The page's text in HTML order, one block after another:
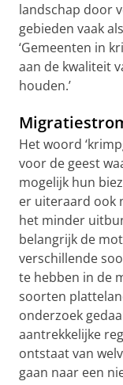
landschap door
gebieden vaak
‘Gemeenten in
aan de kwaliteit
houden.’
Het woord
voor de geest
mogelijk hun
er uiteraard ook
het minder
belangrijk de
verschillende
te hebben in de
soorten
onderzoek
aantrekkelijke
ontstaat van
gaan naar een